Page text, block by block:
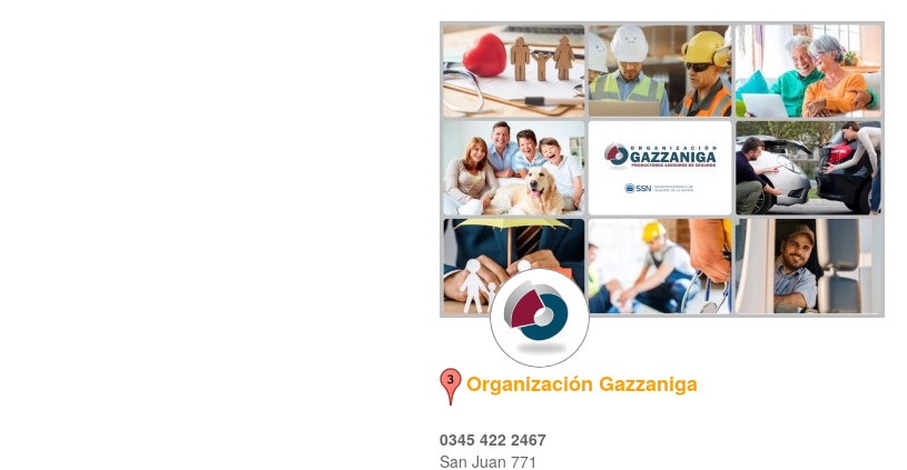
Organización Gazzaniga
0345 422 2467
San Juan 771